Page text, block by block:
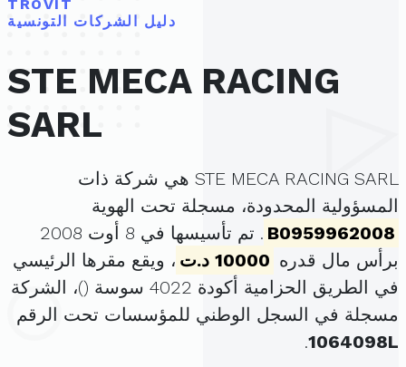
TROVIT
دليل الشركات التونسية
STE MECA RACING
SARL
STE MECA RACING SARL هي شركة ذات
المسؤولية المحدودة، مسجلة تحت الهوية
B0959962008
. تم تأسيسها في 8 أوت 2008
برأس مال قدره 10000 د.ت
، ويقع مقرها الرئيسي
في الطريق الحزامية أكودة 4022 سوسة (
)، الشركة
مسجلة في السجل الوطني للمؤسسات تحت الرقم
1064098L
.